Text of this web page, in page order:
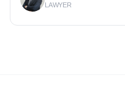
LAWYER